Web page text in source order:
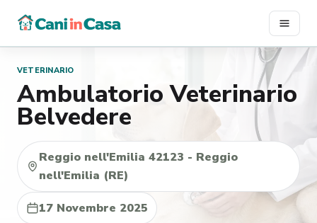
contenuto
VETERINARIO
Ambulatorio Veterinario
Belvedere
Reggio nell'Emilia 42123 - Reggio
nell'Emilia (RE)
17 Novembre 2025